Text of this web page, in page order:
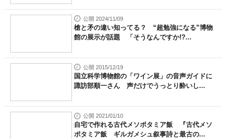
公開 2024/11/09
槍と矛の違い知ってる？ “超勉強になる”博物
館の展示が話題 「そうなんですか!?...
公開 2015/12/19
国立科学博物館の「ワイン展」の音声ガイドに
諏訪部順一さん 声だけでうっとり酔いし...
公開 2021/01/10
自宅で作れる古代メソポタミア飯 『古代メソ
ポタミア飯 ギルガメシュ叙事詩と最古の...